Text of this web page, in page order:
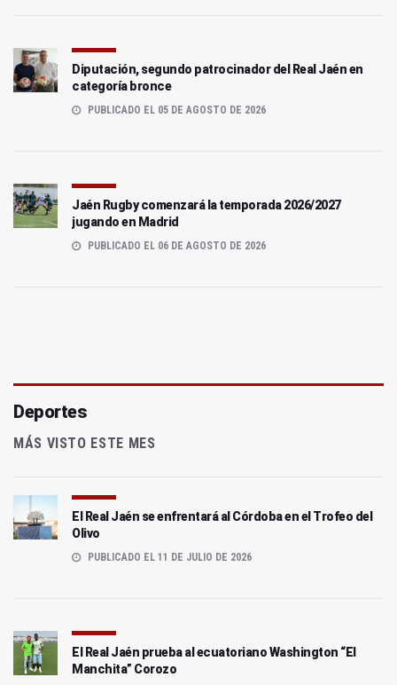
Diputación, segundo patrocinador del Real Jaén en
categoría bronce
PUBLICADO EL 05 DE AGOSTO DE 2026
Jaén Rugby comenzará la temporada 2026/2027
jugando en Madrid
PUBLICADO EL 06 DE AGOSTO DE 2026
Deportes
MÁS VISTO ESTE MES
El Real Jaén se enfrentará al Córdoba en el Trofeo del
Olivo
PUBLICADO EL 11 DE JULIO DE 2026
El Real Jaén prueba al ecuatoriano Washington “El
Manchita” Corozo